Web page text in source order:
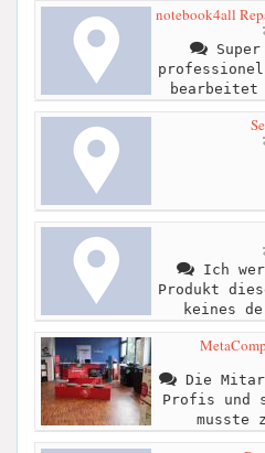
notebook4all
Super
Ich
Produkt
keines
Die
Profis und
musste